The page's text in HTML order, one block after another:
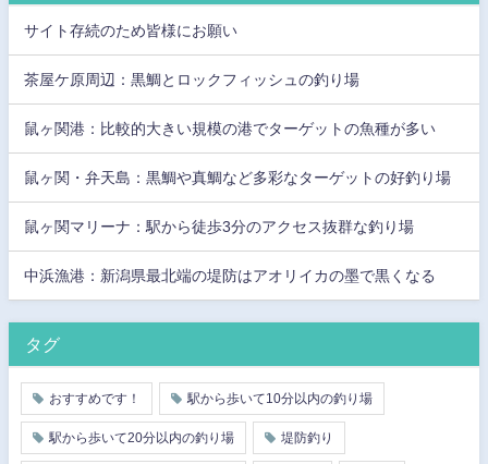
サイト存続のため皆様にお願い
茶屋ケ原周辺：黒鯛とロックフィッシュの釣り場
鼠ヶ関港：比較的大きい規模の港でターゲットの魚種が多い
鼠ヶ関・弁天島：黒鯛や真鯛など多彩なターゲットの好釣り場
鼠ヶ関マリーナ：駅から徒歩3分のアクセス抜群な釣り場
中浜漁港：新潟県最北端の堤防はアオリイカの墨で黒くなる
タグ
おすすめです！ 駅から歩いて10分以内の釣り場
駅から歩いて20分以内の釣り場 堤防釣り